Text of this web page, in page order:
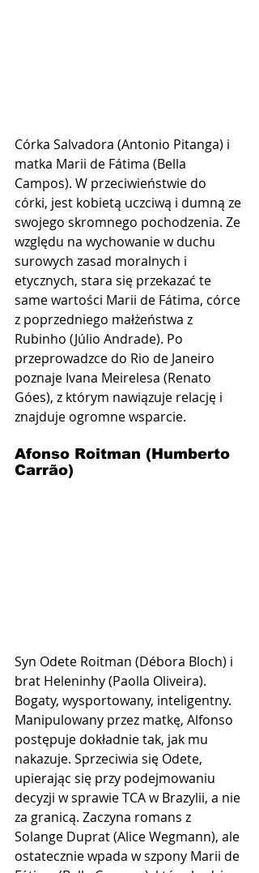
Córka Salvadora (Antonio Pitanga) i
matka Marii de Fátima (Bella
Campos). W przeciwieństwie do
córki, jest kobietą uczciwą i dumną ze
swojego skromnego pochodzenia. Ze
względu na wychowanie w duchu
surowych zasad moralnych i
etycznych, stara się przekazać te
same wartości Marii de Fátima, córce
z poprzedniego małżeństwa z
Rubinho (Júlio Andrade). Po
przeprowadzce do Rio de Janeiro
poznaje Ivana Meirelesa (Renato
Góes), z którym nawiązuje relację i
znajduje ogromne wsparcie.
Afonso Roitman (Humberto
Carrão)
Syn Odete Roitman (Débora Bloch) i
brat Heleninhy (Paolla Oliveira).
Bogaty, wysportowany, inteligentny.
Manipulowany przez matkę, Alfonso
postępuje dokładnie tak, jak mu
nakazuje. Sprzeciwia się Odete,
upierając się przy podejmowaniu
decyzji w sprawie TCA w Brazylii, a nie
za granicą. Zaczyna romans z
Solange Duprat (Alice Wegmann), ale
ostatecznie wpada w szpony Marii de